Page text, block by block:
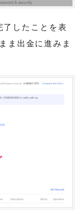
したことを表
ま出金に進みま